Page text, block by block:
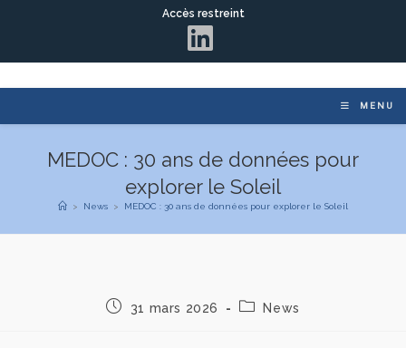
Accès restreint
MENU
MEDOC : 30 ans de données pour
explorer le Soleil
> News > MEDOC : 30 ans de données pour explorer le Soleil
31 mars 2026 News